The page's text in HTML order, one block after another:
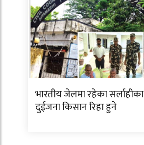
भारतीय जेलमा रहेका सर्लाहीका
दुईजना किसान रिहा हुने